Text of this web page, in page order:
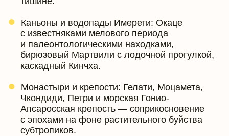
Каньоны и водопады Имерети: Окаце
с известняками мелового периода
и палеонтологическими находками,
бирюзовый Мартвили с лодочной прогулкой,
каскадный Кинчха.
Монастыри и крепости: Гелати, Моцамета,
Чкондиди, Петри и морская Гонио-
Апсаросская крепость — соприкосновение
с эпохами на фоне растительного буйства
субтропиков.